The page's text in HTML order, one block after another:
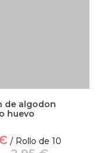
de algodon
huevo
/ Rollo de 10